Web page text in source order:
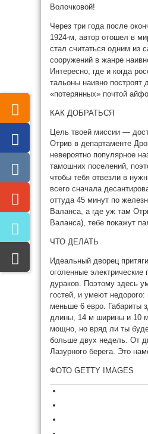
Волочковой!
Через три года после
1924-м, автор отошел в
стал считаться одним из
сооружений в жанре
Интересно, где и когда
тальоны наивно построят
«потерянных» почтой
КАК ДОБРАТЬСЯ
Цель твоей миссии —
Отрив в департаменте
невероятно популярное
тамошних поселений,
чтобы тебя отвезли в
всего сначала
оттуда 45 минут по
Валанса, а где уж там
Валанса), тебе покажут
ЧТО ДЕЛАТЬ
Идеальный дворец
оголенные
дураков. Поэто­му здесь
гостей, и умеют недорого:
меньше 6 евро. Габариты
длины, 14 м ширины и 10
мощно, но вряд ли ты
больше двух недель. От
Лазурного берега. Это
ФОТО GETTY IMAGES